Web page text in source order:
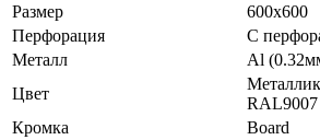
Размер
600x600
Перфорация
С
Металл
Al
Цвет
RAL9007
Кромка
Board